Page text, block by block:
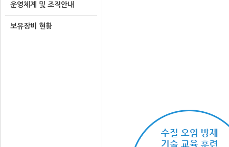
운영체계 및 조직안내
보유장비 현황